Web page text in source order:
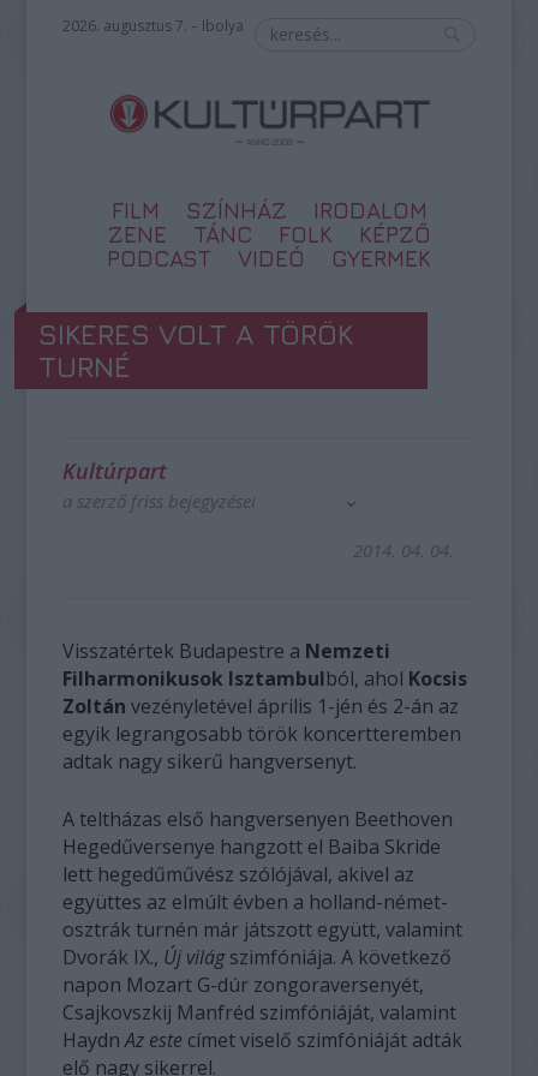
2026. augusztus 7. – Ibolya
FILM SZÍNHÁZ
IRODALOM
ZENE
TÁNC FOLK
KÉPZŐ
PODCAST
VIDEÓ GYERMEK
SIKERES VOLT A TÖRÖK
TURNÉ
Kultúrpart
a szerző friss bejegyzései
2014. 04. 04.
Visszatértek Budapestre a Nemzeti
Filharmonikusok Isztambulból, ahol Kocsis
Zoltánvezényletével április 1-jén és 2-án az
egyik legrangosabb török koncertteremben
adtak nagy sikerű hangversenyt.
A teltházas első hangversenyen Beethoven
Hegedűversenye hangzott el Baiba Skride
lett hegedűművész szólójával, akivel az
együttes az elmúlt évben a holland-német-
osztrák turnén már játszott együtt, valamint
Dvorák IX., Új világszimfóniája. A következő
napon Mozart G-dúr zongoraversenyét,
Csajkovszkij Manfréd szimfóniáját, valamint
HaydnAz este címet viselő szimfóniáját adták
elő nagy sikerrel.